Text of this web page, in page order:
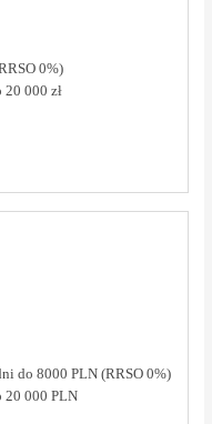
0%)
000 zł
do 8000 PLN (RRSO 0%)
20 000 PLN